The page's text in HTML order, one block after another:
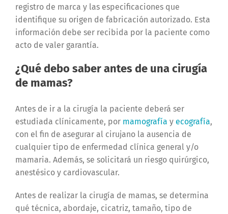
registro de marca y las especificaciones que
identifique su origen de fabricación autorizado. Esta
información debe ser recibida por la paciente como
acto de valer garantía.
¿Qué debo saber antes de una cirugía
de mamas?
Antes de ir a la cirugía la paciente deberá ser
estudiada clínicamente, por mamografía y ecografía,
con el fin de asegurar al cirujano la ausencia de
cualquier tipo de enfermedad clínica general y/o
mamaria. Además, se solicitará un riesgo quirúrgico,
anestésico y cardiovascular.
Antes de realizar la cirugía de mamas, se determina
qué técnica, abordaje, cicatriz, tamaño, tipo de